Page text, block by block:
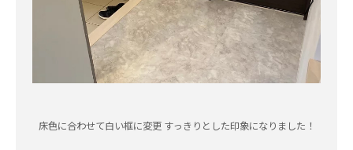
床色に合わせて白い框に変更 すっきりとした印象になりました！